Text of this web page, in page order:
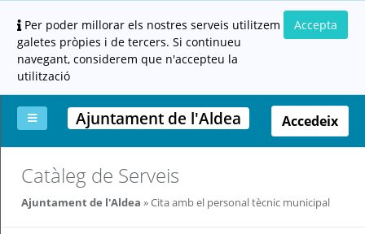
Per poder millorar els nostres serveis utilitzem
galetes pròpies i de tercers. Si continueu
navegant, considerem que n'accepteu la
utilització
Accepta
meva
documentació
ciutadana
administracions)
Ajuntament de l'Aldea Accedeix
Catàleg de Serveis
Ajuntament de l'Aldea Cita amb el personal tècnic municipal